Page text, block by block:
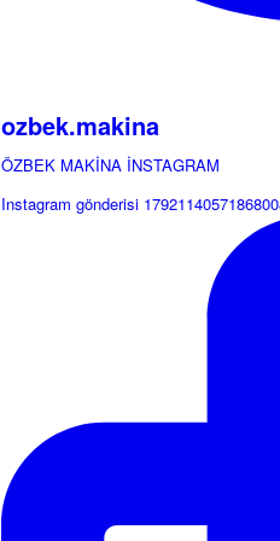
ozbek.makina
ÖZBEK MAKİNA İNSTAGRAM
Instagram gönderisi